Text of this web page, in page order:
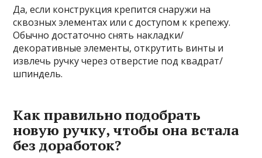
Да, если конструкция крепится снаружи на
сквозных элементах или с доступом к крепежу.
Обычно достаточно снять накладки/
декоративные элементы, открутить винты и
извлечь ручку через отверстие под квадрат/
шпиндель.
Как правильно подобрать
новую ручку, чтобы она встала
без доработок?